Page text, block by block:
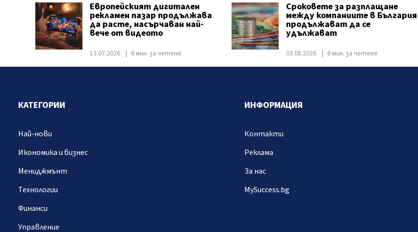
Европейският дигитален
рекламен пазар продължава
да расте, насърчаван най-
вече от видеото
13.07.2026 6 мин. за четене
Сроковете за разплащане
между компаниите в България
продължават да се
удължават
03.08.2026 6 мин. за четене
КАТЕГОРИИ
Най-нови
Икономика и бизнес
Мениджмънт
Технологии
Финанси
Управление
ИНФОРМАЦИЯ
Контакти
Реклама
За нас
MySuccess.bg